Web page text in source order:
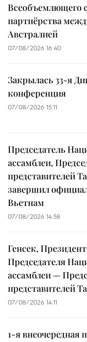
Всеобъемлющего
партнёрства
Австралией
07/08/2026 16:40
Закрылась 33-я
конференция
07/08/2026 15:11
Председатель
ассамблеи,
представителей
завершил
Вьетнам
07/08/2026 14:58
Генсек,
Председателя
ассамблеи —
представителей
07/08/2026 14:11
1-я внеочередная